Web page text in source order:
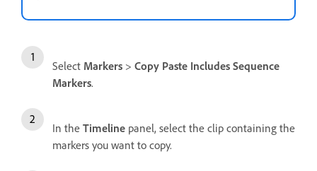
Select Markers > Copy Paste Includes Sequence
Markers.
In the Timeline panel, select the clip containing the
markers you want to copy.